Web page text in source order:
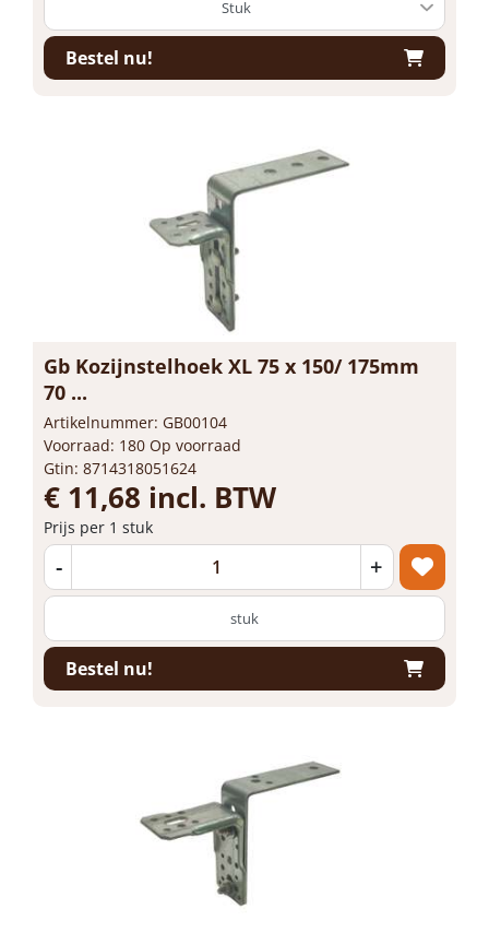
Bestel nu!
Gb Kozijnstelhoek XL 75 x 150/ 175mm
70 ...
Artikelnummer: GB00104
Voorraad: 180 Op voorraad
Gtin: 8714318051624
€ 11,68 incl. BTW
Prijs per 1 stuk
- +
stuk
Bestel nu!